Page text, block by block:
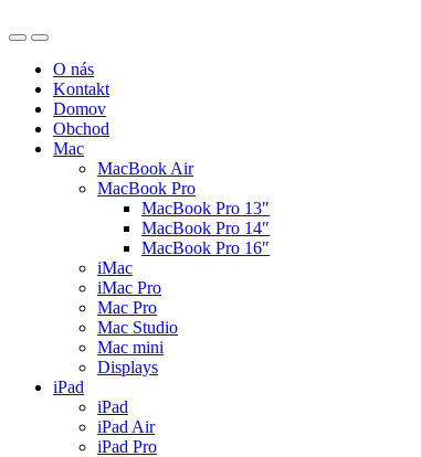
O nás
Kontakt
Domov
Obchod
Mac
MacBook Air
MacBook Pro
MacBook Pro 13″
MacBook Pro 14″
MacBook Pro 16″
iMac
iMac Pro
Mac Pro
Mac Studio
Mac mini
Displays
iPad
iPad
iPad Air
iPad Pro